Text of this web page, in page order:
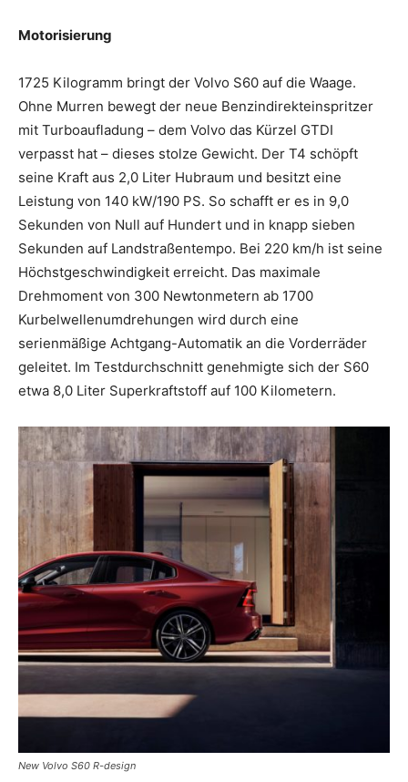
Motorisierung
1725 Kilogramm bringt der Volvo S60 auf die Waage.
Ohne Murren bewegt der neue Benzindirekteinspritzer
mit Turboaufladung – dem Volvo das Kürzel GTDI
verpasst hat – dieses stolze Gewicht. Der T4 schöpft
seine Kraft aus 2,0 Liter Hubraum und besitzt eine
Leistung von 140 kW/190 PS. So schafft er es in 9,0
Sekunden von Null auf Hundert und in knapp sieben
Sekunden auf Landstraßentempo. Bei 220 km/h ist seine
Höchstgeschwindigkeit erreicht. Das maximale
Drehmoment von 300 Newtonmetern ab 1700
Kurbelwellenumdrehungen wird durch eine
serienmäßige Achtgang-Automatik an die Vorderräder
geleitet. Im Testdurchschnitt genehmigte sich der S60
etwa 8,0 Liter Superkraftstoff auf 100 Kilometern.
New Volvo S60 R-design